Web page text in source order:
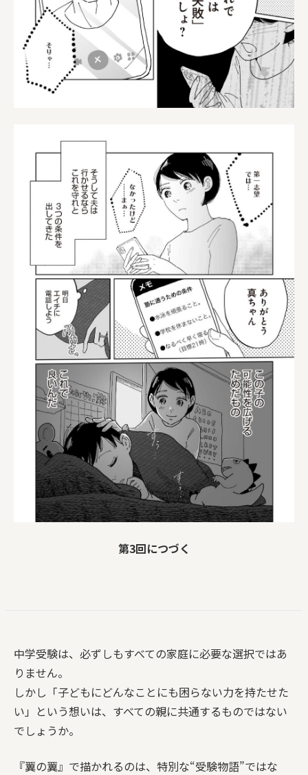
第3回につづく
中学受験は、必ずしもすべての家庭に必要な選択ではあ
りません。
しかし「子どもにどんなことにも困らない力を持たせた
い」という想いは、すべての親に共通するものではない
でしょうか。
『翼の翼』で描かれるのは、特別な“受験物語”ではな